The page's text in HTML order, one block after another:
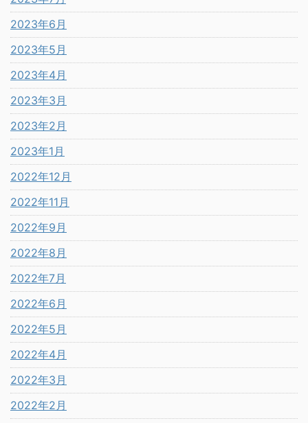
2023年6月
2023年5月
2023年4月
2023年3月
2023年2月
2023年1月
2022年12月
2022年11月
2022年9月
2022年8月
2022年7月
2022年6月
2022年5月
2022年4月
2022年3月
2022年2月